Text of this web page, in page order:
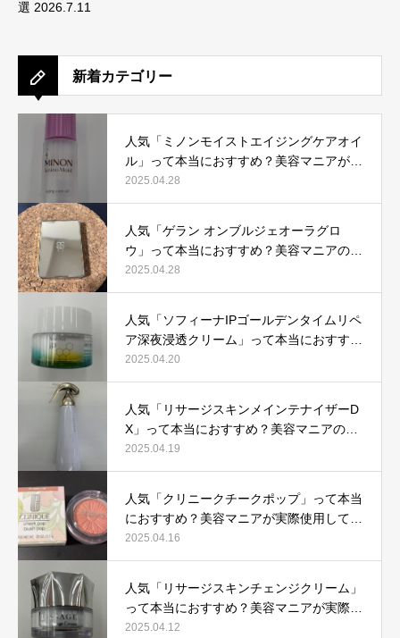
選 2026.7.11
新着カテゴリー
人気「ミノンモイストエイジングケアオイ
ル」って本当におすすめ？美容マニアが実
際使用して口コミを検証！
2025.04.28
人気「ゲラン オンブルジェオーラグロ
ウ」って本当におすすめ？美容マニアの私
が実際使用して、口コミを検証！
2025.04.28
人気「ソフィーナIPゴールデンタイムリペ
ア深夜浸透クリーム」って本当におすす
め？美容マニアが実際使用して口コミを検
証！
2025.04.20
人気「リサージスキンメインテナイザーD
X」って本当におすすめ？美容マニアの私
が実際使用して、口コミを検証！
2025.04.19
人気「クリニークチークポップ」って本当
におすすめ？美容マニアが実際使用して口
コミを検証！
2025.04.16
人気「リサージスキンチェンジクリーム」
って本当におすすめ？美容マニアが実際使
用して口コミを検証！
2025.04.12